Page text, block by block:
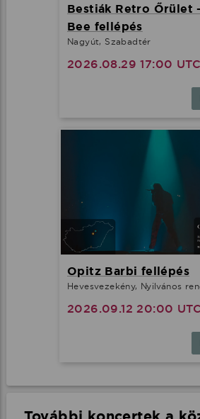
Bestiák Retro Őrület
Bee fellépés
Nagyút, Szabadtér
2026.08.29 17:00
Opitz Barbi fellépés
Hevesvezekény, Nyilvános
2026.09.12 20:00